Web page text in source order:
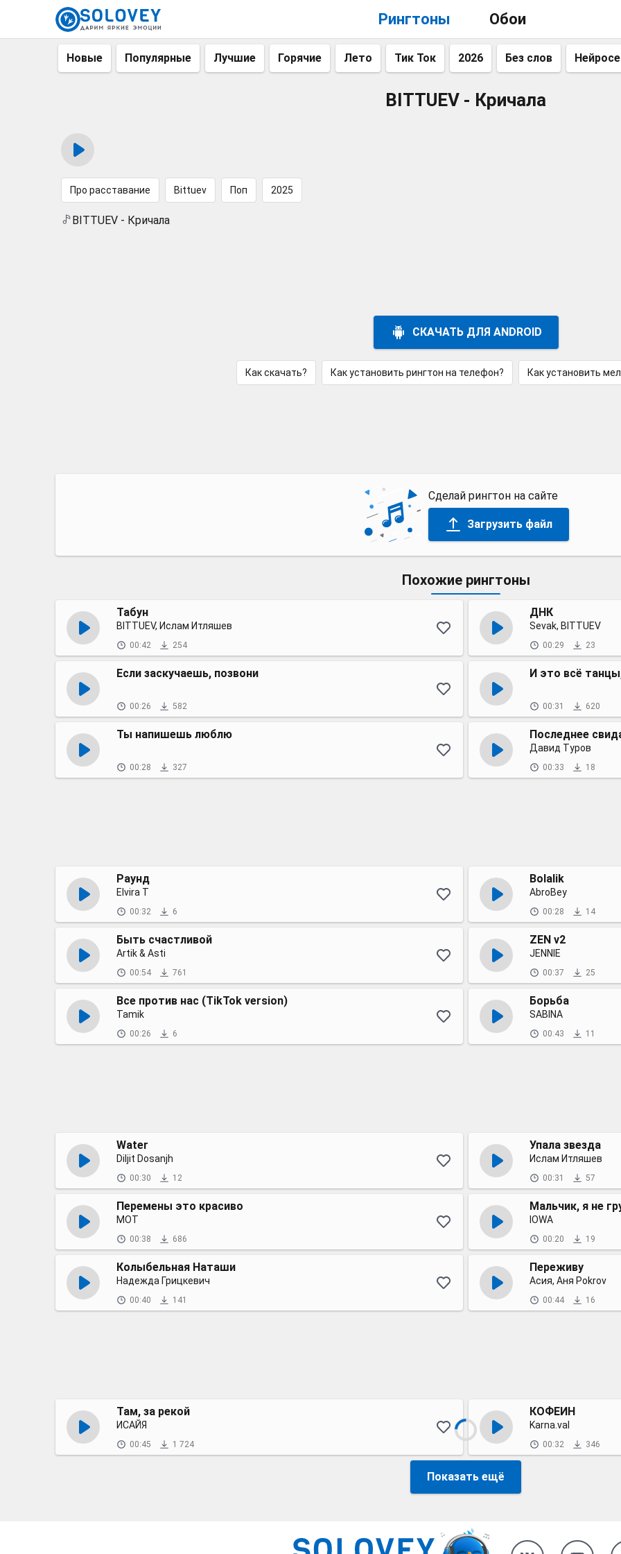
Рингтоны Обои
Новые Популярные Лучшие Горячие Лето Тик Ток 2026 Без слов
BITTUEV - Кричала
Про расставание Bittuev Поп 2025
BITTUEV - Кричала
СКАЧАТЬ ДЛЯ ANDROID
Как скачать? Как установить рингтон на телефон? Как установить
Сделай рингтон на сайте
Загрузить файл
Похожие рингтоны
Табун
BITTUEV, Ислам Итляшев
00:42 254
ДНК
Sevak, BITTUEV
00:29 23
Если заскучаешь, позвони
00:26 582
И это всё
00:31 620
Ты напишешь люблю
00:28 327
Последнее
Давид Туров
00:33 18
Раунд
Elvira T
00:32 6
Bolalik
AbroBey
00:28 14
Быть счастливой
Artik & Asti
00:54 761
ZEN v2
JENNIE
00:37 25
Все против нас (TikTok version)
Tamik
00:26 6
Борьба
SABINA
00:43 11
Water
Diljit Dosanjh
00:30 12
Упала звезда
Ислам Итляшев
00:31 57
Перемены это красиво
МОТ
00:38 686
Мальчик, я не
IOWA
00:20 19
Колыбельная Наташи
Надежда Грицкевич
00:40 141
Переживу
Асия, Аня Pokrov
00:44 16
Там, за рекой
ИСАЙЯ
00:45 1 724
КОФЕИН
Karna.val
00:32 346
Показать ещё